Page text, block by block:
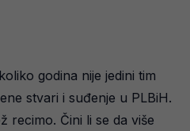
godina nije jedini tim
stvari i suđenje u PLBiH.
recimo. Čini li se da više